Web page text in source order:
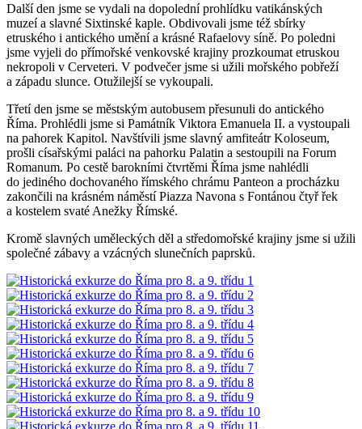
Další den jsme se vydali na dopolední prohlídku vatikánských
muzeí a slavné Sixtinské kaple. Obdivovali jsme též sbírky
etruského i antického umění a krásné Rafaelovy síně. Po poledni
jsme vyjeli do přímořské venkovské krajiny prozkoumat etruskou
nekropoli v Cerveteri. V podvečer jsme si užili mořského pobřeží
a západu slunce. Otužilejší se vykoupali.
Třetí den jsme se městským autobusem přesunuli do antického
Říma. Prohlédli jsme si Památník Viktora Emanuela II. a vystoupali
na pahorek Kapitol. Navštívili jsme slavný amfiteátr Koloseum,
prošli císařskými paláci na pahorku Palatin a sestoupili na Forum
Romanum. Po cestě barokními čtvrtěmi Říma jsme nahlédli
do jediného dochovaného římského chrámu Panteon a procházku
zakončili na krásném náměstí Piazza Navona s Fontánou čtyř řek
a kostelem svaté Anežky Římské.
Kromě slavných uměleckých děl a středomořské krajiny jsme si užili
společné zábavy a vzácných slunečních paprsků.